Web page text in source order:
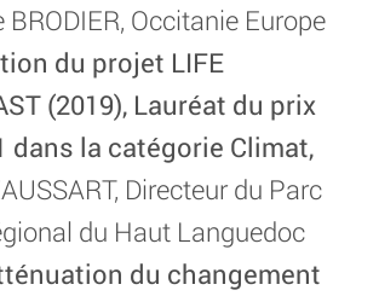
BRODIER, Occitanie Europe
du projet LIFE
(2019), Lauréat du prix
dans la catégorie Climat,
Directeur du Parc
du Haut Languedoc
du changement